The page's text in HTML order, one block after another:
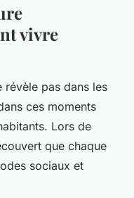
vivre
révèle pas dans les
ces moments
Lors de
que chaque
sociaux et